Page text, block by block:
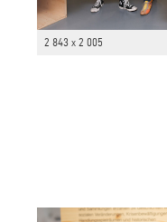
2 843 x 2 005